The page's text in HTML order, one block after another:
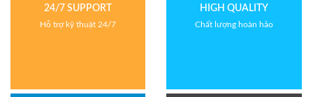
24/7 SUPPORT
Hỗ trợ kỹ thuật 24/7
HIGH QUALITY
Chất lượng hoàn hảo